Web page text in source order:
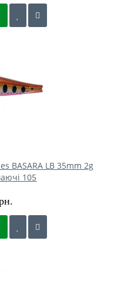
BASARA LB 35mm 2g
105